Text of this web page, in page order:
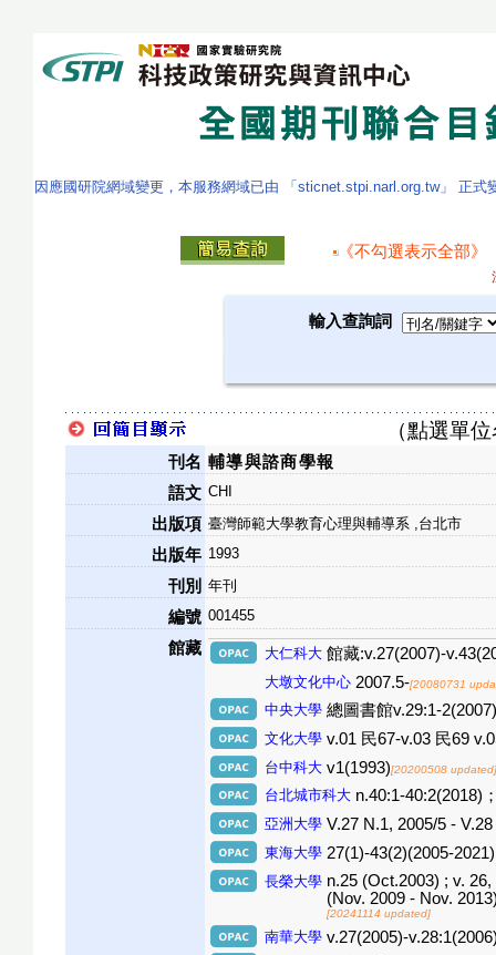
因應國研院網域變更，本服務網域已由 「sticnet.stpi.narl.org.tw」 正
《不勾選表示全部》
輸入查詢詞
（點選單
刊名 輔導與諮商學報
語文 CHI
出版項 臺灣師範大學教育心理與輔導系 ,台北市
出版年 1993
刊別 年刊
編號 001455
館藏 大仁科大 館藏:v.27(2007)-
大墩文化中心 2007.5-[20080731
中央大學 總圖書館v.29:1-
文化大學 v.01 民67-v.03 民69
台中科大 v1(1993)[20200508 updated]
台北城市科大 n.40:1-40:2(2018)
亞洲大學 V.27 N.1, 2005/5 -
東海大學 27(1)-43(2)(2005-
長榮大學 n.25 (Oct.2003) ; v.
(Nov. 2009 - Nov.
[20241114 updated]
南華大學 v.27(2005)-